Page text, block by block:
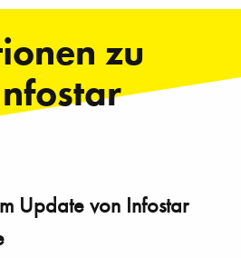
zu
Update von Infostar